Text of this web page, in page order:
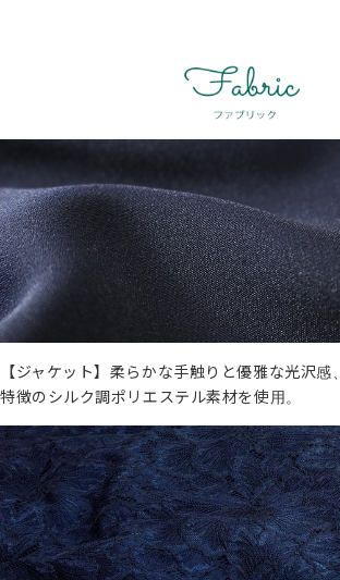
【ジャケット】柔らかな手触りと優雅な光沢
特徴のシルク調ポリエステル素材を使用。